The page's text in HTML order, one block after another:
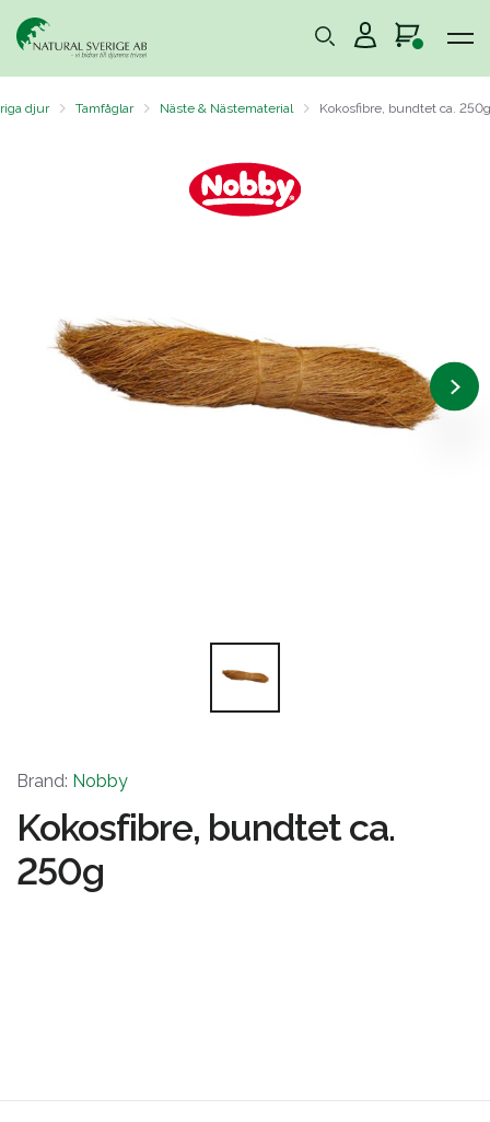
djur Tamfåglar Näste & Nästematerial Kokosfibre, bundtet ca. 250g
Brand: Nobby
Kokosfibre, bundtet ca.
250g